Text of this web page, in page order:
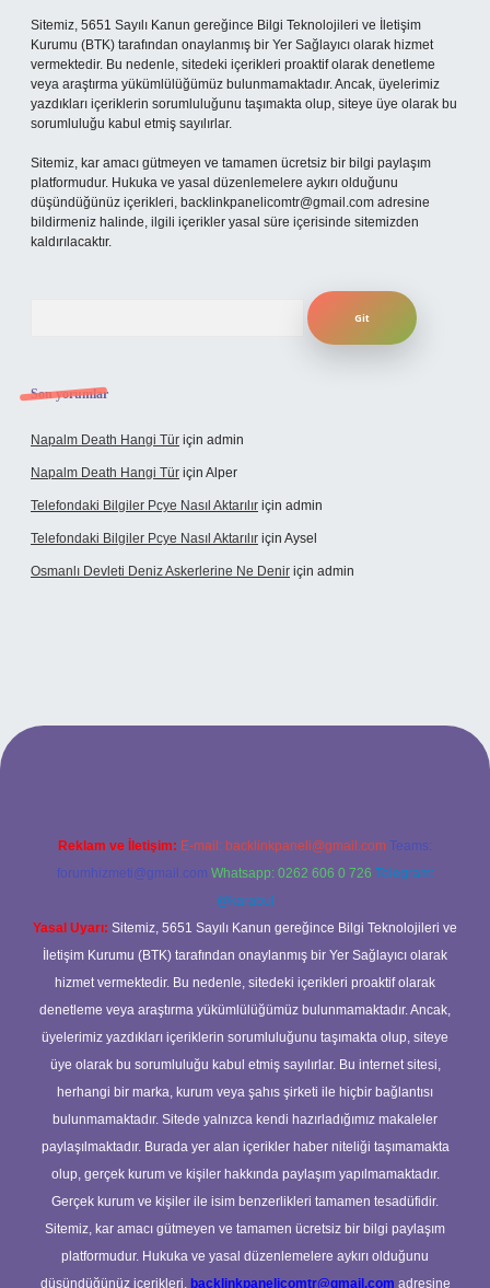
Sitemiz, 5651 Sayılı Kanun gereğince Bilgi Teknolojileri ve İletişim
Kurumu (BTK) tarafından onaylanmış bir Yer Sağlayıcı olarak hizmet
vermektedir. Bu nedenle, sitedeki içerikleri proaktif olarak denetleme
veya araştırma yükümlülüğümüz bulunmamaktadır. Ancak, üyelerimiz
yazdıkları içeriklerin sorumluluğunu taşımakta olup, siteye üye olarak bu
sorumluluğu kabul etmiş sayılırlar.
Sitemiz, kar amacı gütmeyen ve tamamen ücretsiz bir bilgi paylaşım
platformudur. Hukuka ve yasal düzenlemelere aykırı olduğunu
düşündüğünüz içerikleri, backlinkpanelicomtr@gmail.com adresine
bildirmeniz halinde, ilgili içerikler yasal süre içerisinde sitemizden
kaldırılacaktır.
Son yorumlar
Napalm Death Hangi Tür için admin
Napalm Death Hangi Tür için Alper
Telefondaki Bilgiler Pcye Nasıl Aktarılır için admin
Telefondaki Bilgiler Pcye Nasıl Aktarılır için Aysel
Osmanlı Devleti Deniz Askerlerine Ne Denir için admin
giriş
Reklam ve İletişim: E-mail: backlinkpaneli@gmail.com Teams:
forumhizmeti@gmail.com Whatsapp: 0262 606 0 726 Telegram:
@karabul
Yasal Uyarı: Sitemiz, 5651 Sayılı Kanun gereğince Bilgi Teknolojileri ve
İletişim Kurumu (BTK) tarafından onaylanmış bir Yer Sağlayıcı olarak
hizmet vermektedir. Bu nedenle, sitedeki içerikleri proaktif olarak
denetleme veya araştırma yükümlülüğümüz bulunmamaktadır. Ancak,
üyelerimiz yazdıkları içeriklerin sorumluluğunu taşımakta olup, siteye
üye olarak bu sorumluluğu kabul etmiş sayılırlar. Bu internet sitesi,
herhangi bir marka, kurum veya şahıs şirketi ile hiçbir bağlantısı
bulunmamaktadır. Sitede yalnızca kendi hazırladığımız makaleler
paylaşılmaktadır. Burada yer alan içerikler haber niteliği taşımamakta
olup, gerçek kurum ve kişiler hakkında paylaşım yapılmamaktadır.
Gerçek kurum ve kişiler ile isim benzerlikleri tamamen tesadüfidir.
Sitemiz, kar amacı gütmeyen ve tamamen ücretsiz bir bilgi paylaşım
platformudur. Hukuka ve yasal düzenlemelere aykırı olduğunu
düşündüğünüz içerikleri, backlinkpanelicomtr@gmail.com adresine